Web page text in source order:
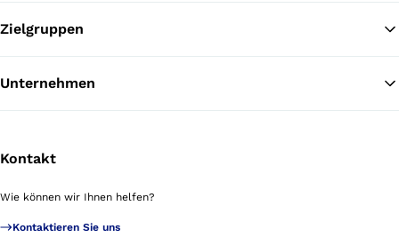
Zielgruppen
Unternehmen
Kontakt
Wie können wir Ihnen helfen?
Kontaktieren Sie uns